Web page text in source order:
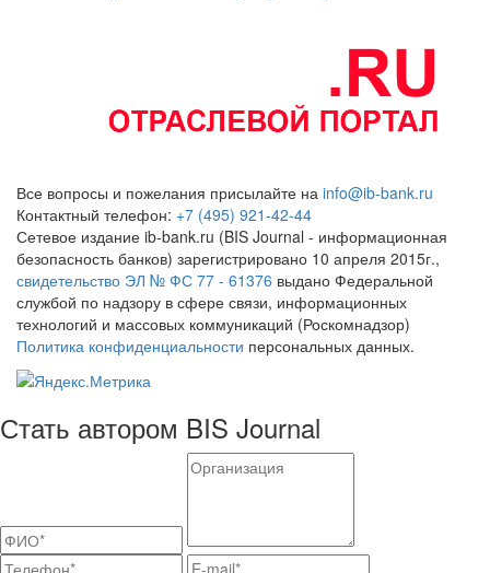
Все вопросы и пожелания присылайте на info@ib-bank.ru
Контактный телефон: +7 (495) 921-42-44
Сетевое издание ib-bank.ru (BIS Journal - информационная
безопасность банков) зарегистрировано 10 апреля 2015г.,
свидетельство ЭЛ № ФС 77 - 61376 выдано Федеральной
службой по надзору в сфере связи, информационных
технологий и массовых коммуникаций (Роскомнадзор)
Политика конфиденциальности персональных данных.
Стать автором BIS Journal